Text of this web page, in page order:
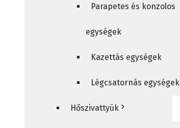
Parapetes és konzolos
egységek
Kazettás egységek
Légcsatornás egységek
Hőszivattyúk